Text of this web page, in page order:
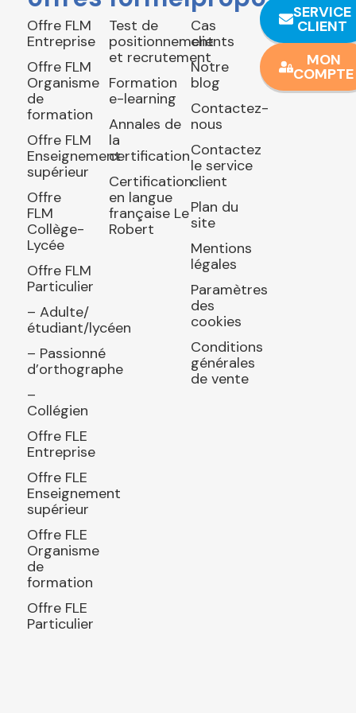
Offre FLM
Entreprise
Offre FLM
Organisme
de
formation
Offre FLM
Enseignement
supérieur
Offre
FLM
Collège-
Lycée
Offre FLM
Particulier
– Adulte/
étudiant/lycéen
– Passionné
d’orthographe
–
Collégien
Offre FLE
Entreprise
Offre FLE
Enseignement
supérieur
Offre FLE
Organisme
de
formation
Offre FLE
Particulier
Test de
positionnement
et recrutement
Formation
e-learning
Annales de
la
certification
Certification
en langue
française Le
Robert
Cas
clients
Notre
blog
Contactez-
nous
Contactez
le service
client
Plan du
site
Mentions
légales
Paramètres
des
cookies
Conditions
générales
de vente
SERVICE
CLIENT
MON
COMPTE